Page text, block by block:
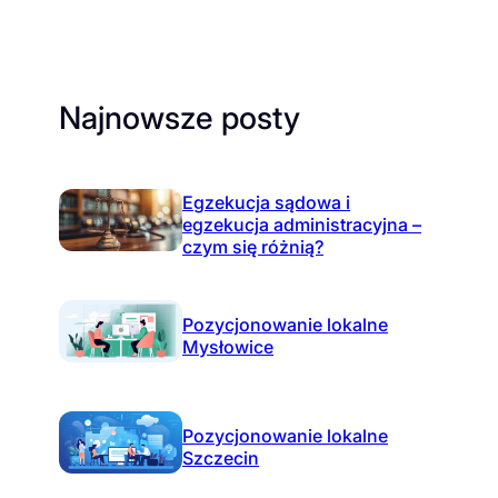
Najnowsze posty
Egzekucja sądowa i
egzekucja administracyjna –
czym się różnią?
Pozycjonowanie lokalne
Mysłowice
Pozycjonowanie lokalne
Szczecin